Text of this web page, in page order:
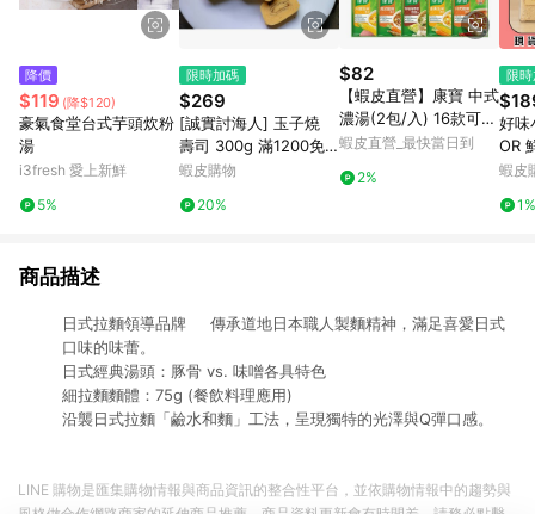
降價
$119 (降$120)
豪氣食堂台式芋頭炊粉
湯
i3fresh 愛上新鮮
5%
限時加碼
$269
[誠實討海人] 玉子燒
壽司 300g 滿1200免
運 海苔 玉子燒 日式風
冷盤 蛋
蝦皮購物
20%
$82
【蝦皮直營】康寶 中式
濃湯(2包/入) 16款可選
玉米濃湯 全系列 康寶
蝦皮直營_最快當日到
2%
限
好味
OR
拌飯
蝦皮
1%
商品描述
日式拉麵領導品牌 傳承道地日本職人製麵精神，滿足喜愛日式
口味的味蕾。
日式經典湯頭：豚骨 vs. 味噌各具特色
細拉麵麵體：75g (餐飲料理應用)
沿襲日式拉麵「鹼水和麵」工法，呈現獨特的光澤與Q彈口感。
LINE 購物是匯集購物情報與商品資訊的整合性平台，並依購物情報中的趨勢與